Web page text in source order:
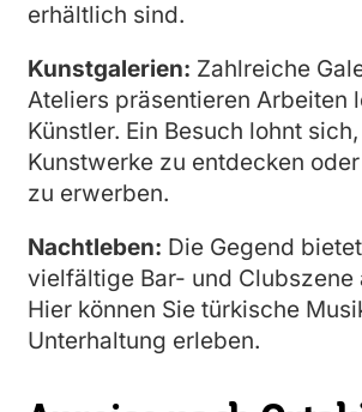
erhältlich sind.
Kunstgalerien: Zahlreiche
Ateliers präsentieren Arbeiten
Künstler. Ein Besuch lohnt
Kunstwerke zu entdecken
zu erwerben.
Nachtleben: Die Gegend
vielfältige Bar- und Clubszene
Hier können Sie türkische
Unterhaltung erleben.